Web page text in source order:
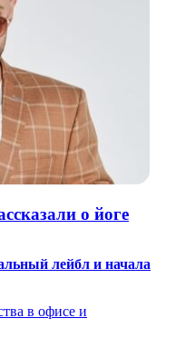
о йоге
лейбл и начала
в офисе и